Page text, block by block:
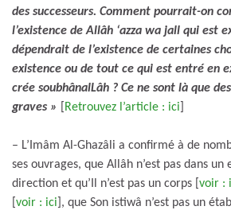
des successeurs. Comment pourrait-on
l’existence de Allâh ‘azza wa jall qui est
dépendrait de l’existence de certaines
existence ou de tout ce qui est entré en
crée soubhânalLâh ? Ce ne sont là que
graves »
Retrouvez l’article : ici
– L’Imâm Al-Ghazâli a confirmé à de
ses ouvrages, que Allâh n’est pas dans
direction et qu’Il n’est pas un corps [ voir :
voir : ici ], que Son istiwâ n’est pas un